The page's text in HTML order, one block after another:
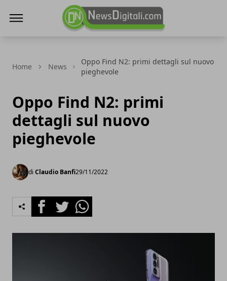
Home News
Oppo Find N2: primi dettagli sul nuovo
pieghevole
Oppo Find N2: primi
dettagli sul nuovo
pieghevole
di Claudio Banfi29/11/2022
FacebookTwitterWhatsapp